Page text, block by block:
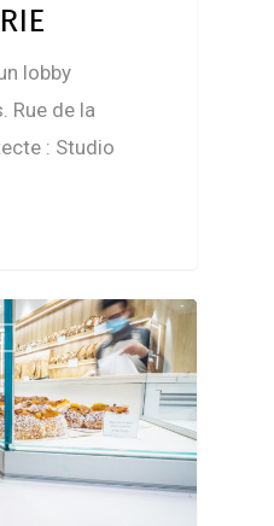
lobby
Rue de la
: Studio